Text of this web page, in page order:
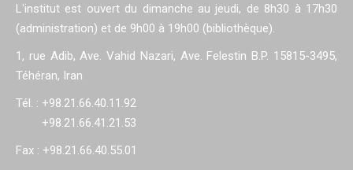
L'institut est ouvert du dimanche au jeudi, de 8h30 à 17h30
(administration) et de 9h00 à 19h00 (bibliothèque).
1, rue Adib, Ave. Vahid Nazari, Ave. Felestin B.P. 15815-3495,
Téhéran, Iran
Tél. : +98.21.66.40.11.92
+98.21.66.41.21.53
Fax : +98.21.66.40.55.01